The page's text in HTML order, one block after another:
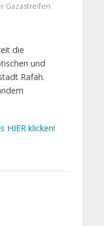
Gazastreifen
die
und
Rafah.
HIER klicken!